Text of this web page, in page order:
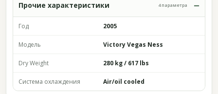
Прочие характеристики 4 параметра
Год 2005
Модель Victory Vegas Ness
Dry Weight 280 kg / 617 lbs
Система охлаждения Air/oil cooled